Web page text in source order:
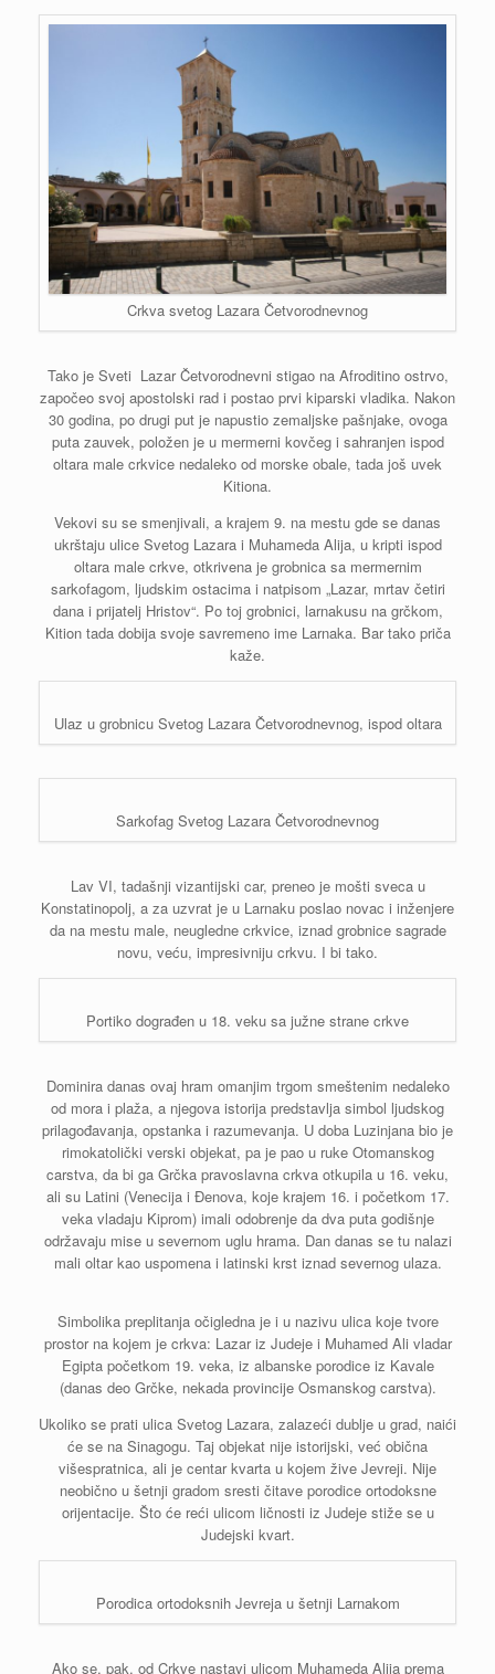
Crkva svetog Lazara Četvorodnevnog
Tako je Sveti Lazar Četvorodnevni stigao na Afroditino ostrvo,
započeo svoj apostolski rad i postao prvi kiparski vladika. Nakon
30 godina, po drugi put je napustio zemaljske pašnjake, ovoga
puta zauvek, položen je u mermerni kovčeg i sahranjen ispod
oltara male crkvice nedaleko od morske obale, tada još uvek
Kitiona.
Vekovi su se smenjivali, a krajem 9. na mestu gde se danas
ukrštaju ulice Svetog Lazara i Muhameda Alija, u kripti ispod
oltara male crkve, otkrivena je grobnica sa mermernim
sarkofagom, ljudskim ostacima i natpisom „Lazar, mrtav četiri
dana i prijatelj Hristov“. Po toj grobnici, larnakusu na grčkom,
Kition tada dobija svoje savremeno ime Larnaka. Bar tako priča
kaže.
Ulaz u grobnicu Svetog Lazara Četvorodnevnog, ispod oltara
Sarkofag Svetog Lazara Četvorodnevnog
Lav VI, tadašnji vizantijski car, preneo je mošti sveca u
Konstatinopolj, a za uzvrat je u Larnaku poslao novac i inženjere
da na mestu male, neugledne crkvice, iznad grobnice sagrade
novu, veću, impresivniju crkvu. I bi tako.
Portiko dograđen u 18. veku sa južne strane crkve
Dominira danas ovaj hram omanjim trgom smeštenim nedaleko
od mora i plaža, a njegova istorija predstavlja simbol ljudskog
prilagođavanja, opstanka i razumevanja. U doba Luzinjana bio je
rimokatolički verski objekat, pa je pao u ruke Otomanskog
carstva, da bi ga Grčka pravoslavna crkva otkupila u 16. veku,
ali su Latini (Venecija i Đenova, koje krajem 16. i početkom 17.
veka vladaju Kiprom) imali odobrenje da dva puta godišnje
održavaju mise u severnom uglu hrama. Dan danas se tu nalazi
mali oltar kao uspomena i latinski krst iznad severnog ulaza.
Simbolika preplitanja očigledna je i u nazivu ulica koje tvore
prostor na kojem je crkva: Lazar iz Judeje i Muhamed Ali vladar
Egipta početkom 19. veka, iz albanske porodice iz Kavale
(danas deo Grčke, nekada provincije Osmanskog carstva).
Ukoliko se prati ulica Svetog Lazara, zalazeći dublje u grad, naići
će se na Sinagogu. Taj objekat nije istorijski, već obična
višespratnica, ali je centar kvarta u kojem žive Jevreji. Nije
neobično u šetnji gradom sresti čitave porodice ortodoksne
orijentacije. Što će reći ulicom ličnosti iz Judeje stiže se u
Judejski kvart.
Porodica ortodoksnih Jevreja u šetnji Larnakom
Ako se, pak, od Crkve nastavi ulicom Muhameda Alija prema